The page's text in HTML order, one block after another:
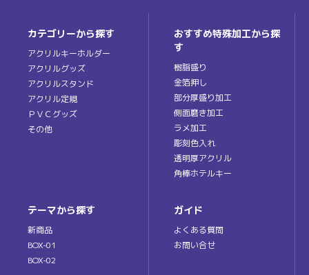
カテゴリーから探す
アクリルキーホルダー
アクリルグッズ
アクリルスタンド
アクリル定規
ＰＶＣグッズ
その他
おすすめ特殊加工から探
す
樹脂盛り
金箔押し
部分厚盛り加工
側面磨き加工
ラメ加工
彫刻色入れ
透明厚アクリル
角棒ホテルキー
テーマから探す
新商品
BOX-01
BOX-02
ガイド
よくある質問
お問い合せ